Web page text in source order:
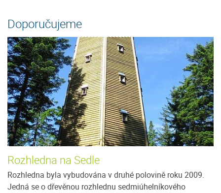
Doporučujeme
Rozhledna na Sedle
Rozhledna byla vybudována v druhé polovině roku 2009.
Jedná se o dřevěnou rozhlednu sedmiúhelníkového